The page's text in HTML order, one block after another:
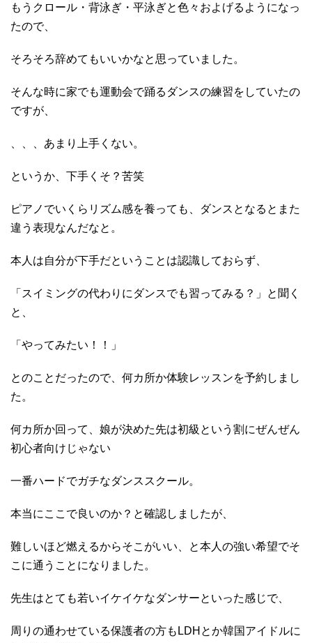
もうクロール・背泳ぎ・平泳ぎと色々およげるようになっ
たので、
そろそろ辞めてもいいかなと思っていました。
そんな時に家でも運動会で踊るダンスの練習をしていたの
ですが、
、、、あまり上手くない。
というか、下手くそ？苦笑
ピアノでいくらリズム感を養っても、ダンスとなるとまた
違う表現なんだなと。
本人は自分が下手だということは認識しておらず、
「スイミングの代わりにダンスでも習ってみる？」と聞く
と、
「やってみたい！！」
とのことだったので、何カ所か体験レッスンを予約しまし
た。
何カ所か回って、娘が決めた先は初級という割にぜんぜん
初心者向けじゃない
一番ハードでガチなダンススクール。
本当にここで良いのか？と確認しましたが、
難しいほど燃えるからそこがいい、と本人の強い希望でそ
こに通うことになりました。
先生はとても若いイケイケなダンサーといった感じで、
周りの通わせている保護者の方もLDHとか韓国アイドルに